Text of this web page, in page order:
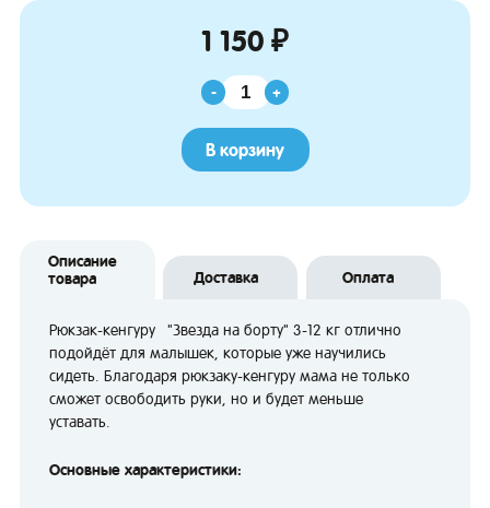
1 150 ₽
- +
В корзину
Описание
товара
Доставка Оплата
Рюкзак-кенгуру "Звезда на борту" 3-12 кг отлично
подойдёт для малышек, которые уже научились
сидеть. Благодаря рюкзаку-кенгуру мама не только
сможет освободить руки, но и будет меньше
уставать.
Основные характеристики: